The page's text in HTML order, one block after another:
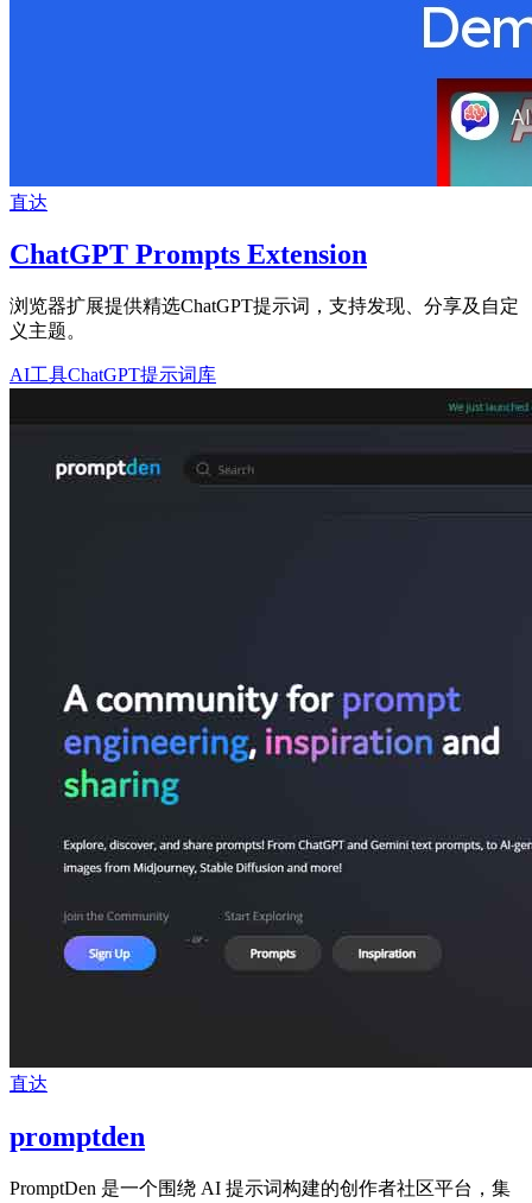
直达
ChatGPT Prompts Extension
浏览器扩展提供精选ChatGPT提示词，支持发现、分享及自定
义主题。
AI工具ChatGPT提示词库
直达
promptden
PromptDen 是一个围绕 AI 提示词构建的创作者社区平台，集